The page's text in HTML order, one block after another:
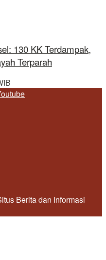
130 KK Terdampak,
Terparah
Berita dan Informasi